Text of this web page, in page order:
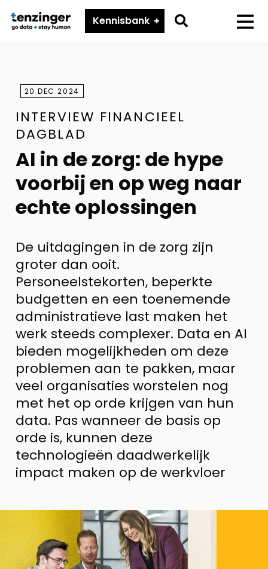
Tenzinger
Kennisbank
Go
20 DEC 2024
INTERVIEW FINANCIEEL
DAGBLAD
AI in de zorg: de hype
voorbij en op weg naar
echte oplossingen
De uitdagingen in de zorg zijn
groter dan ooit.
Personeelstekorten, beperkte
budgetten en een toenemende
administratieve last maken het
werk steeds complexer. Data en AI
bieden mogelijkheden om deze
problemen aan te pakken, maar
veel organisaties worstelen nog
met het op orde krijgen van hun
data. Pas wanneer de basis op
orde is, kunnen deze
technologieën daadwerkelijk
impact maken op de werkvloer